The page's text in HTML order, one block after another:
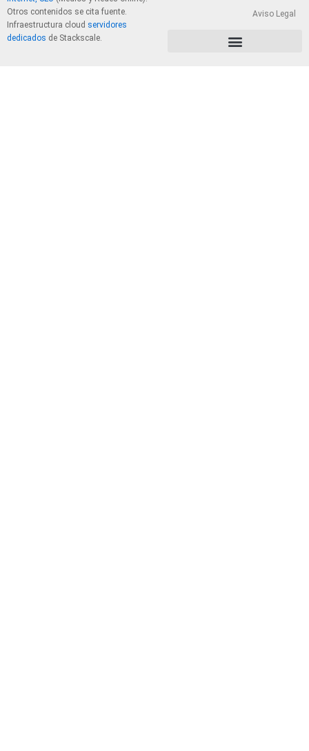
Otros contenidos se cita fuente.
Infraestructura cloud servidores
dedicados de Stackscale.
Aviso Legal